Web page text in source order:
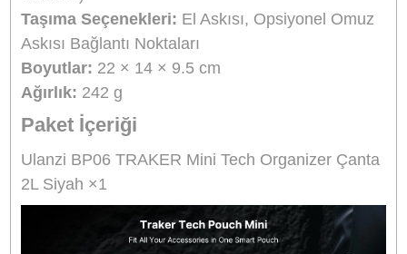
sunar. Kablo karmaşasını ortadan
akışınızı hızlandırır ve ekipmanlarınızı
verimli kullanmanıza yardımcı olur. Yan
noktaları sayesinde isteğe bağlı bir omuz
takılarak omuz çantası olarak da kullanılabilir.
özellik, özellikle sık seyahat eden
fotoğrafçılar, video içerik üreticileri ve
çalışanlar için önemli bir kullanım avantajı
El askısı desteği ile tek elle rahat